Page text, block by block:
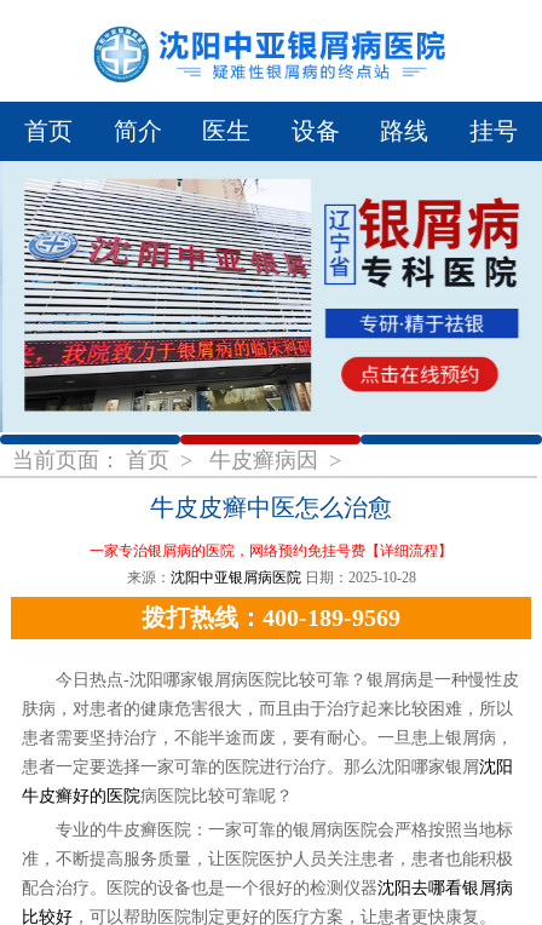
首页 简介 医生 设备 路线 挂号
1 2 3
当前页面： 首页 > 牛皮癣病因 >
牛皮皮癣中医怎么治愈
一家专治银屑病的医院，网络预约免挂号费 【详细流程】
来源： 沈阳中亚银屑病医院 日期：2025-10-28
拨打热线：400-189-9569
今日热点-沈阳哪家银屑病医院比较可靠？银屑病是一种慢性皮
肤病，对患者的健康危害很大，而且由于治疗起来比较困难，所以
患者需要坚持治疗，不能半途而废，要有耐心。一旦患上银屑病，
患者一定要选择一家可靠的医院进行治疗。那么沈阳哪家银屑沈阳
牛皮癣好的医院病医院比较可靠呢？
专业的牛皮癣医院：一家可靠的银屑病医院会严格按照当地标
准，不断提高服务质量，让医院医护人员关注患者，患者也能积极
配合治疗。医院的设备也是一个很好的检测仪器沈阳去哪看银屑病
比较好，可以帮助医院制定更好的医疗方案，让患者更快康复。